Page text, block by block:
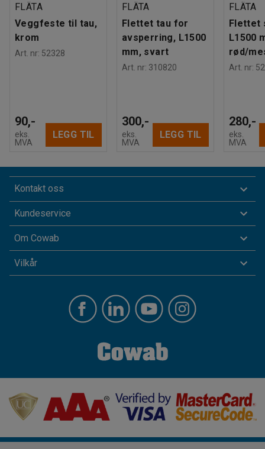
FLÄTA
Veggfeste til tau,
krom
Art. nr: 52328
90,-
eks.
MVA
LEGG TIL
FLÄTA
Flettet tau for
avsperring, L1500
mm, svart
Art. nr: 310820
300,-
eks.
MVA
LEGG TIL
FLÄTA
Flettet
L1500
rød/
Art. nr:
280,-
eks.
MVA
Kontakt oss
Kundeservice
Om Cowab
Vilkår